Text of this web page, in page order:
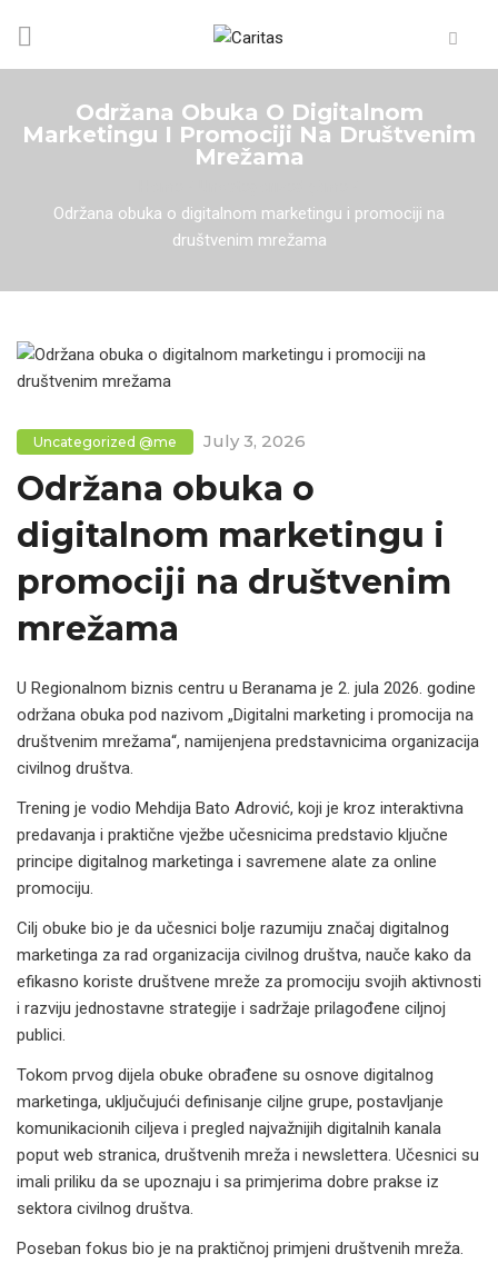
Održana Obuka O Digitalnom
Marketingu I Promociji Na Društvenim
Mrežama
Održana obuka o digitalnom marketingu i promociji na
društvenim mrežama
Uncategorized @me July 3, 2026
Održana obuka o
digitalnom marketingu i
promociji na društvenim
mrežama
U Regionalnom biznis centru u Beranama je 2. jula 2026. godine
održana obuka pod nazivom „Digitalni marketing i promocija na
društvenim mrežama“, namijenjena predstavnicima organizacija
civilnog društva.
Trening je vodio Mehdija Bato Adrović, koji je kroz interaktivna
predavanja i praktične vježbe učesnicima predstavio ključne
principe digitalnog marketinga i savremene alate za online
promociju.
Cilj obuke bio je da učesnici bolje razumiju značaj digitalnog
marketinga za rad organizacija civilnog društva, nauče kako da
efikasno koriste društvene mreže za promociju svojih aktivnosti
i razviju jednostavne strategije i sadržaje prilagođene ciljnoj
publici.
Tokom prvog dijela obuke obrađene su osnove digitalnog
marketinga, uključujući definisanje ciljne grupe, postavljanje
komunikacionih ciljeva i pregled najvažnijih digitalnih kanala
poput web stranica, društvenih mreža i newslettera. Učesnici su
imali priliku da se upoznaju i sa primjerima dobre prakse iz
sektora civilnog društva.
Poseban fokus bio je na praktičnoj primjeni društvenih mreža.